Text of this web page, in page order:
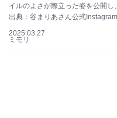
イルのよさが際立った姿を公開
出典：谷まりあさん公式Instagram
2025.03.27
ミモリ